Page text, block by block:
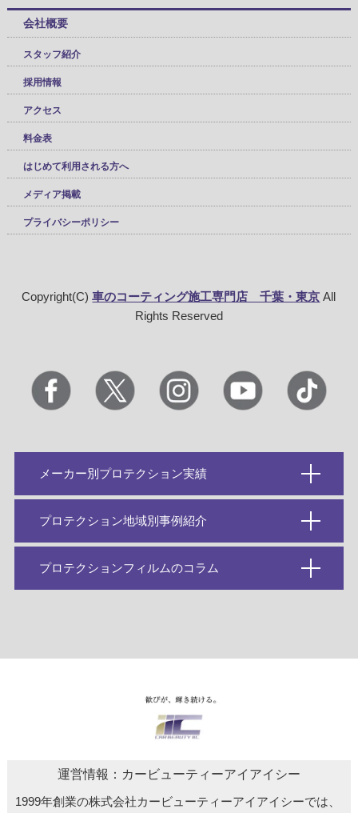
会社概要
スタッフ紹介
採用情報
アクセス
料金表
はじめて利用される方へ
メディア掲載
プライバシーポリシー
Copyright(C)車のコーティング施工専門店 千葉・東京 All
Rights Reserved
メーカー別プロテクション実績
プロテクション地域別事例紹介
プロテクションフィルムのコラム
運営情報：カービューティーアイアイシー
1999年創業の株式会社カービューティーアイアイシーでは、